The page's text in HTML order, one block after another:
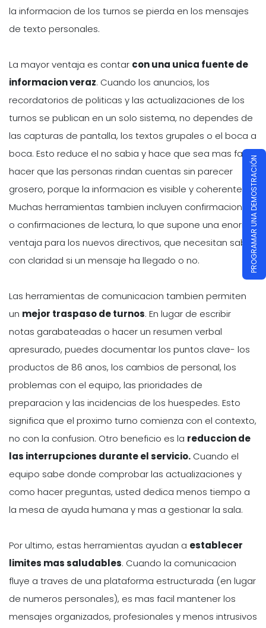
la informacion de los turnos se pierda en los mensajes
de texto personales.
La mayor ventaja es contar con una unica fuente de
informacion veraz. Cuando los anuncios, los
recordatorios de politicas y las actualizaciones de los
turnos se publican en un solo sistema, no dependes de
las capturas de pantalla, los textos grupales o el boca a
boca. Esto reduce el no sabia y hace que sea mas facil
hacer que las personas rindan cuentas sin parecer
grosero, porque la informacion es visible y coherente.
Muchas herramientas tambien incluyen confirmaciones
o confirmaciones de lectura, lo que supone una enorme
ventaja para los nuevos directivos, que necesitan saber
con claridad si un mensaje ha llegado o no.
Las herramientas de comunicacion tambien permiten
un mejor traspaso de turnos. En lugar de escribir
notas garabateadas o hacer un resumen verbal
apresurado, puedes documentar los puntos clave- los
productos de 86 anos, los cambios de personal, los
problemas con el equipo, las prioridades de
preparacion y las incidencias de los huespedes. Esto
significa que el proximo turno comienza con el contexto,
no con la confusion. Otro beneficio es la reduccion de
las interrupciones durante el servicio. Cuando el
equipo sabe donde comprobar las actualizaciones y
como hacer preguntas, usted dedica menos tiempo a
la mesa de ayuda humana y mas a gestionar la sala.
Por ultimo, estas herramientas ayudan a establecer
limites mas saludables. Cuando la comunicacion
fluye a traves de una plataforma estructurada (en lugar
de numeros personales), es mas facil mantener los
mensajes organizados, profesionales y menos intrusivos
PROGRAMAR UNA DEMOSTRACIÓN